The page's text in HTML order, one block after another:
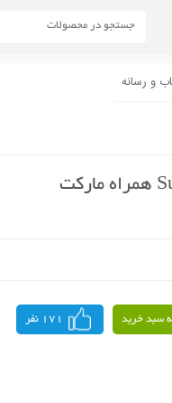
و رسانه
سبد خرید 171 نفر